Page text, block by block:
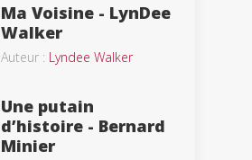
Ma Voisine - LynDee
Walker
Auteur : Lyndee Walker
Une putain
d’histoire - Bernard
Minier